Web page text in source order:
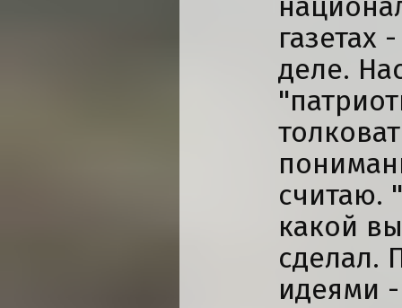
газетах
деле.
считаю.
какой
сделал.
идеями